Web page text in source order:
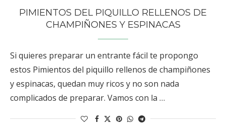
PIMIENTOS DEL PIQUILLO RELLENOS DE
CHAMPIÑONES Y ESPINACAS
Si quieres preparar un entrante fácil te propongo
estos Pimientos del piquillo rellenos de champiñones
y espinacas, quedan muy ricos y no son nada
complicados de preparar. Vamos con la …